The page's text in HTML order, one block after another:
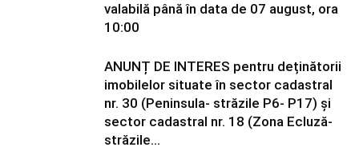
valabilă până în data de 07 august, ora
10:00
ANUNȚ DE INTERES pentru deținătorii
imobilelor situate în sector cadastral
nr. 30 (Peninsula- străzile P6- P17) și
sector cadastral nr. 18 (Zona Ecluză-
străzile...